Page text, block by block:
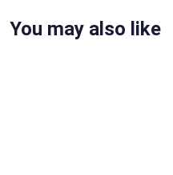
You may also like